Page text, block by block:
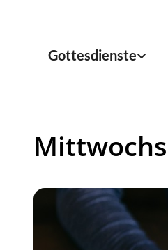
Gottesdienste